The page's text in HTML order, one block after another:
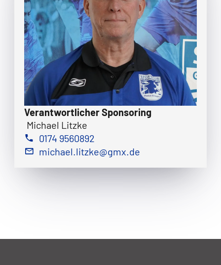
Verantwortlicher Sponsoring
Michael Litzke
0174 9560892
michael.litzke@gmx.de